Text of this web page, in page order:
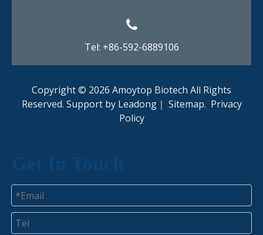
Tel: +86-592-6889106
Copyright © 2026 Amoytop Biotech All Rights
Reserved. Support by Leadong｜ Sitemap. Privacy
Policy​​​​​​​
Get In Touch